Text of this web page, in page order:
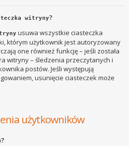
witryny?
usuwa wszystkie ciasteczka
którym użytkownik jest autoryzowany
one również funkcję – jeśli została
witryny – śledzenia przeczytanych i
postów. Jeśli występują
usunięcie ciasteczek może
użytkowników